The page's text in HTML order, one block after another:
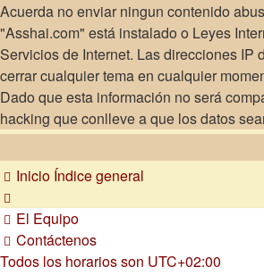
Acuerda no enviar ningun contenido
"Asshai.com" está instalado o Leyes
Servicios de Internet. Las direcciones IP
cerrar cualquier tema en cualquier
Dado que esta información no será
hacking que conlleve a que los datos
Inicio Índice general
El Equipo
Contáctenos
Todos los horarios son UTC+02:00